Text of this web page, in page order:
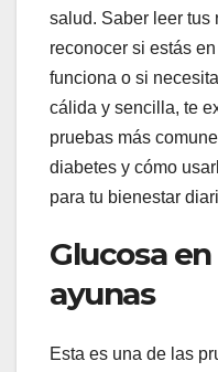
salud. Saber leer tus
reconocer si estás
funciona o si
cálida y sencilla, te
pruebas más
diabetes y cómo
para tu bienestar
Glucosa
ayunas
Esta es una de las